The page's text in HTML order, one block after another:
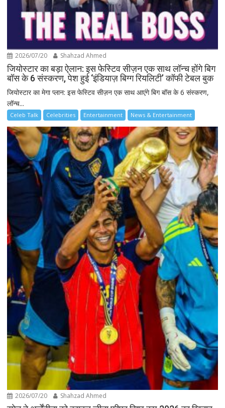
2026/07/20 Shahzad Ahmed
जियोस्टार का बड़ा ऐलान: इस फेस्टिव सीज़न एक साथ लॉन्च होंगे बिग
बॉस के 6 संस्करण, पेश हुई ‘इंडियाज़ बिग्ग रियलिटी’ कॉफी टेबल बुक
जियोस्टार का मेगा प्लान: इस फेस्टिव सीज़न एक साथ आएंगे बिग बॉस के 6 संस्करण,
लॉन्च...
Celeb Talk Celebrities Entertainment News & Entertainment
2026/07/20 Shahzad Ahmed